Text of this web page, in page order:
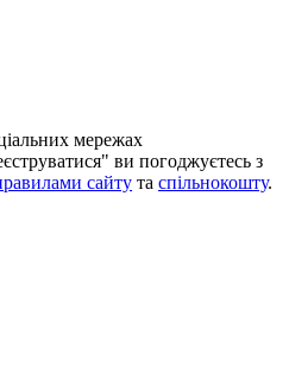
мережах
ви погоджуєтесь з
сайту та спільнокошту.